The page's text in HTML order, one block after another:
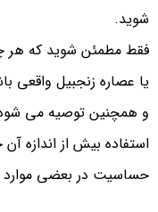
شوید.
فقط مطمئن شوید که هر
یا عصاره زنجبیل واقعی
و همچنین توصیه می شود
استفاده بیش از اندازه
حساسیت در بعضی موارد